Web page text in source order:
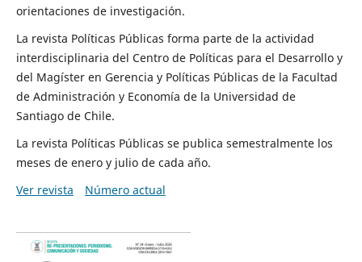
orientaciones de investigación.
La revista Políticas Públicas forma parte de la actividad
interdisciplinaria del Centro de Políticas para el Desarrollo y
del Magíster en Gerencia y Políticas Públicas de la Facultad
de Administración y Economía de la Universidad de
Santiago de Chile.
La revista Políticas Públicas se publica semestralmente los
meses de enero y julio de cada año.
Ver revista
Número actual